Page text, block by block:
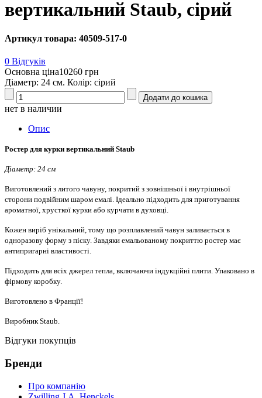
вертикальний Staub, сірий
Артикул товара: 40509-517-0
0 Відгуків
Основна ціна10260 грн
Діаметр: 24 см. Колір: сірий
нет в наличии
Опис
Ростер для курки вертикальний Staub
Діаметр: 24 см
Виготовлений з литого чавуну, покритий з зовнішньої і внутрішньої
сторони подвійним шаром емалі. Ідеально підходить для приготування
ароматної, хрусткої курки або курчати в духовці.
Кожен виріб унікальний, тому що розплавлений чавун заливається в
одноразову форму з піску. Завдяки емальованому покриттю ростер має
антипригарні властивості.
Підходить для всіх джерел тепла, включаючи індукційні плити. Упаковано в
фірмову коробку.
Виготовлено в Франції!
Виробник Staub.
Відгуки покупців
Бренди
Про компанію